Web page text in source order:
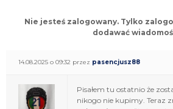
Nie jesteś zalogowany. Tylko
dodawać
14.08.2025 o 09:32 przez pasencjusz88
Pisałem tu ostatnio że
nikogo nie kupimy. Teraz